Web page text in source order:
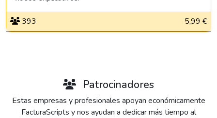
393 5,99 €
Patrocinadores
Estas empresas y profesionales apoyan económicamente
FacturaScripts y nos ayudan a dedicar más tiempo al